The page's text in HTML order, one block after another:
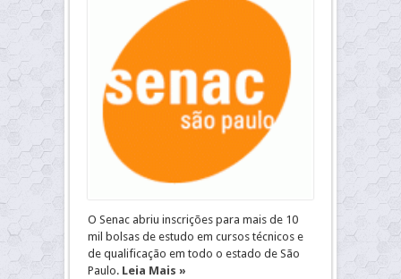
O Senac abriu inscrições para mais de 10
mil bolsas de estudo em cursos técnicos e
de qualificação em todo o estado de São
Paulo. Leia Mais »